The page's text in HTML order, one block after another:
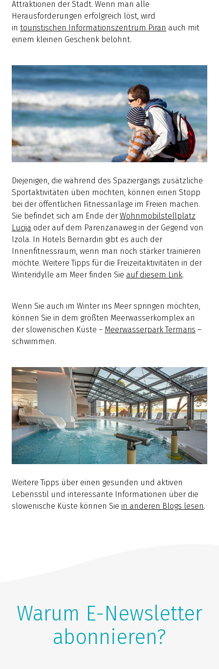
Attraktionen der Stadt. Wenn man alle
Herausforderungen erfolgreich löst, wird
in touristischen Informationszentrum Piran auch mit
einem kleinen Geschenk belohnt.
Diejenigen, die während des Spaziergangs zusätzliche
Sportaktivitäten üben möchten, können einen Stopp
bei der öffentlichen Fitnessanlage im Freien machen.
Sie befindet sich am Ende der Wohnmobilstellplatz
Lucija oder auf dem Parenzanaweg in der Gegend von
Izola. In Hotels Bernardin gibt es auch der
Innenfitnessraum, wenn man noch stärker trainieren
möchte. Weitere Tipps für die Freizeitaktivitäten in der
Winteridylle am Meer finden Sie auf diesem Link.
Wenn Sie auch im Winter ins Meer springen möchten,
können Sie in dem größten Meerwasserkomplex an
der slowenischen Küste – Meerwasserpark Termaris –
schwimmen.
Weitere Tipps über einen gesunden und aktiven
Lebensstil und interessante Informationen über die
slowenische Küste können Sie in anderen Blogs lesen.
Warum E-Newsletter
abonnieren?